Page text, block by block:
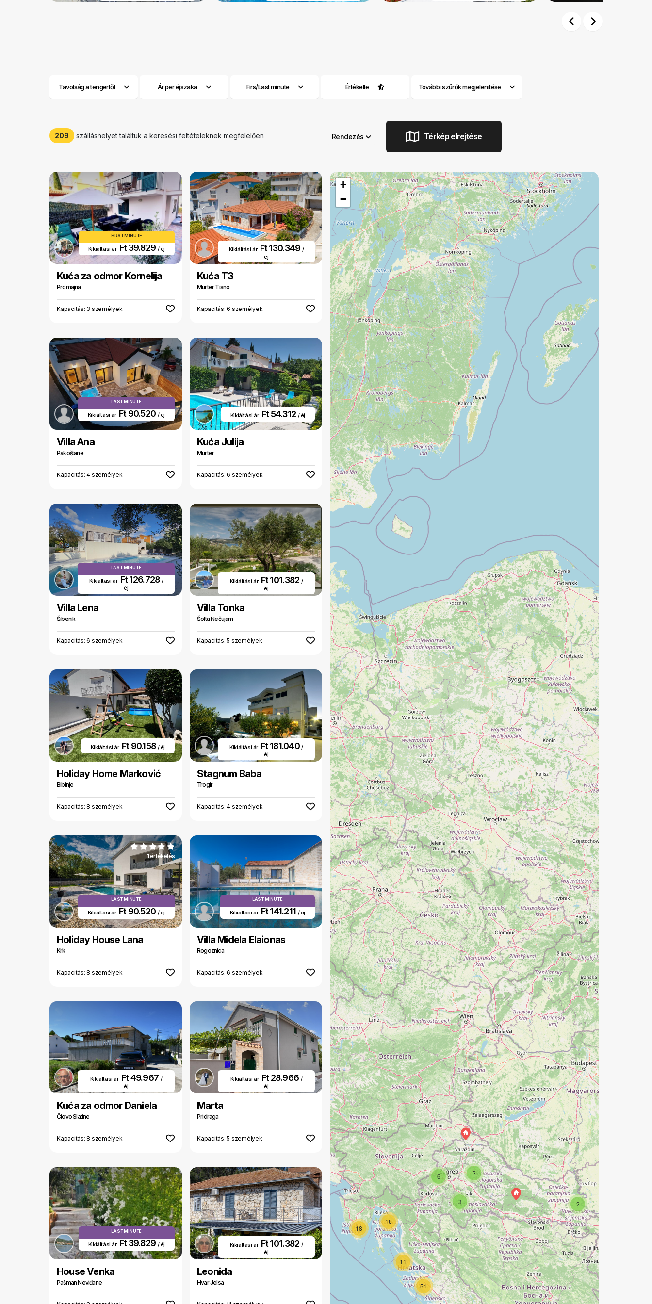
Távolság a tengertől Ár per éjszaka Firs/Last minute Értékelte További szűrők megjelenítése
209 szálláshelyet találtuk a keresési feltételeknek megfelelően Rendezés Térkép elrejtése
FIRST MINUTE
Kikiáltási ár Ft 39.829 / éj
Kuća za odmor Kornelija
Promajna
Kapacitás: 3 személyek
Kikiáltási ár Ft 130.349 /
éj
Kuća T3
Murter Tisno
Kapacitás: 6 személyek
LAST MINUTE
Kikiáltási ár Ft 90.520 / éj
Villa Ana
Pakoštane
Kapacitás: 4 személyek
Kikiáltási ár Ft 54.312 / éj
Kuća Julija
Murter
Kapacitás: 6 személyek
LAST MINUTE
Kikiáltási ár Ft 126.728 /
éj
Villa Lena
Šibenik
Kapacitás: 6 személyek
Kikiáltási ár Ft 101.382 /
éj
Villa Tonka
Šolta Nečujam
Kapacitás: 5 személyek
Kikiáltási ár Ft 90.158 / éj
Holiday Home Marković
Bibinje
Kapacitás: 8 személyek
Kikiáltási ár Ft 181.040/
éj
Stagnum Baba
Trogir
Kapacitás: 4 személyek
1 értékelés
LAST MINUTE
Kikiáltási ár Ft 90.520 / éj
Holiday House Lana
Krk
Kapacitás: 8 személyek
LAST MINUTE
Kikiáltási ár Ft 141.211 / éj
Villa Midela Elaionas
Rogoznica
Kapacitás: 6 személyek
Kikiáltási ár Ft 49.967 /
éj
Kuća za odmor Daniela
Čiovo Slatine
Kapacitás: 8 személyek
Kikiáltási ár Ft 28.966 /
éj
Marta
Pridraga
Kapacitás: 5 személyek
LAST MINUTE
Kikiáltási ár Ft 39.829 / éj
House Venka
Pašman Neviđane
Kikiáltási ár Ft 101.382 /
éj
Leonida
Hvar Jelsa
3
2
2
18
6
51
18
11
+
−